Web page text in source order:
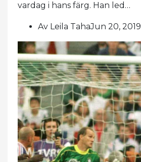
vardag i hans färg. Han led…
Av Leila TahaJun 20, 2019